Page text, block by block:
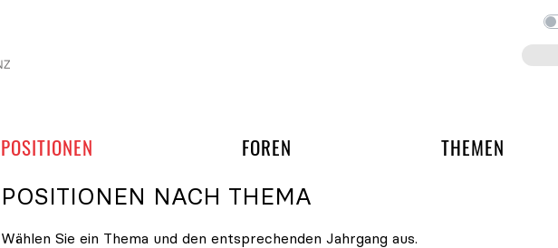
POSITIONEN FOREN UND ARBEITSGRUPPEN DER UNIKO
THEMEN
POSITIONEN NACH THEMA
Wählen Sie ein Thema und den entsprechenden Jahrgang aus.